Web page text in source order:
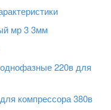
мр 3 3мм
220в для
компрессора 380в